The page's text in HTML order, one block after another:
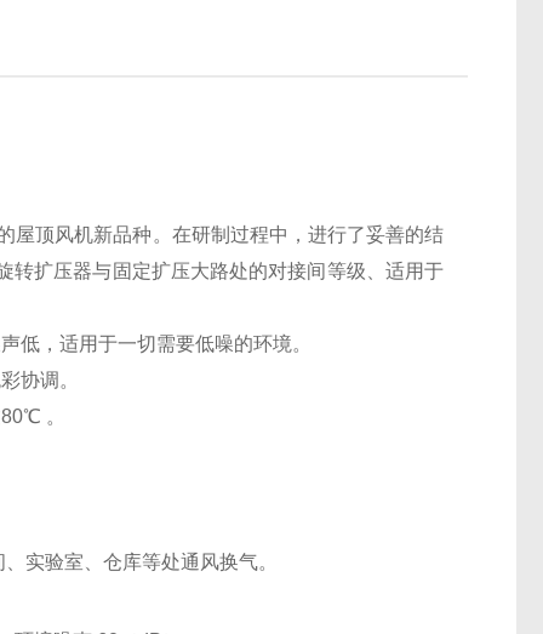
顶风机新品种。在研制过程中，进行了妥善的结
转扩压器与固定扩压大路处的对接间等级、适用于
，适用于一切需要低噪的环境。
协调。
。
实验室、仓库等处通风换气。